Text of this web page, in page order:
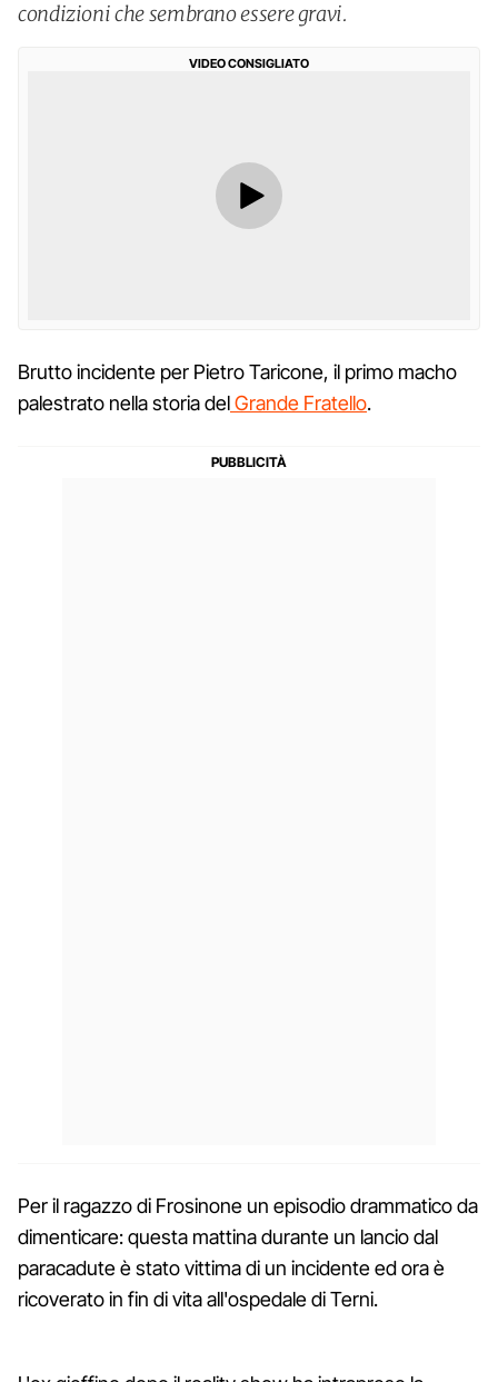
condizioni che sembrano essere gravi.
VIDEO CONSIGLIATO
Brutto incidente per Pietro Taricone, il primo macho
palestrato nella storia delGrande Fratello.
Per il ragazzo di Frosinone un episodio drammatico da
dimenticare: questa mattina durante un lancio dal
paracadute è stato vittima di un incidente ed ora è
ricoverato in fin di vita all'ospedale di Terni.